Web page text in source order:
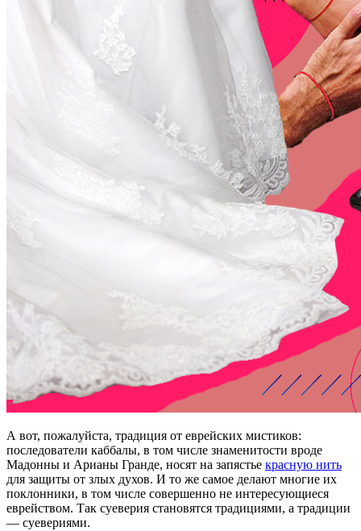
А вот, пожалуйста, традиция от еврейских мистиков:
последователи каббалы, в том числе знаменитости вроде
Мадонны и Арианы Гранде, носят на запястье красную нить
для защиты от злых духов. И то же самое делают многие их
поклонники, в том числе совершенно не интересующиеся
еврейством. Так суеверия становятся традициями, а традиции
— суевериями.